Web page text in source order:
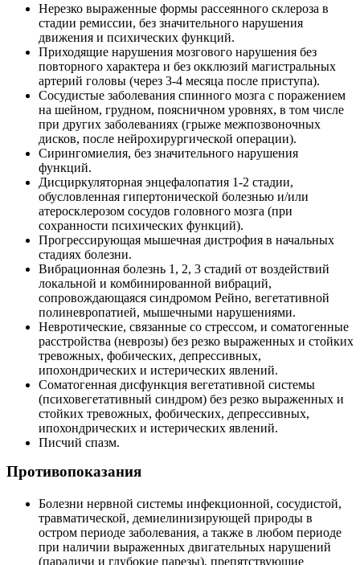
Нерезко выраженные формы рассеянного склероза в
стадии ремиссии, без значительного нарушения
движения и психических функций.
Приходящие нарушения мозгового нарушения без
повторного характера и без окклюзий магистральных
артерий головы (через 3-4 месяца после приступа).
Сосудистые заболевания спинного мозга с поражением
на шейном, грудном, поясничном уровнях, в том числе
при других заболеваниях (грыже межпозвоночных
дисков, после нейрохирургической операции).
Сирингомиелия, без значительного нарушения
функций.
Дисциркуляторная энцефалопатия 1-2 стадии,
обусловленная гипертонической болезнью и/или
атеросклерозом сосудов головного мозга (при
сохранности психических функций).
Прогрессирующая мышечная дистрофия в начальных
стадиях болезни.
Вибрационная болезнь 1, 2, 3 стадий от воздействий
локальной и комбинированной вибраций,
сопровождающаяся синдромом Рейно, вегетативной
полиневропатией, мышечными нарушениями.
Невротические, связанные со стрессом, и соматогенные
расстройства (неврозы) без резко выраженных и стойких
тревожных, фобических, депрессивных,
ипохондрических и истерических явлений.
Соматогенная дисфункция вегетативной системы
(психовегетативный синдром) без резко выраженных и
стойких тревожных, фобических, депрессивных,
ипохондрических и истерических явлений.
Писчий спазм.
Противопоказания
Болезни нервной системы инфекционной, сосудистой,
травматической, демиелинизирующей природы в
остром периоде заболевания, а также в любом периоде
при наличии выраженных двигательных нарушений
(параличи и глубокие парезы), препятствующие